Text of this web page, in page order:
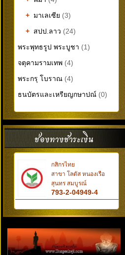
+ มาเลเซีย (3)
+ สปป.ลาว (24)
พระพุทธรูป พระบูชา (1)
จตุคามรามเทพ (4)
พระกรุ โบราณ (4)
ธนบัตรและเหรียญกษาปณ์ (0)
กสิกรไทย
สาขา โลตัส หนองเรือ
สุนทร สมบูรณ์
793-2-04949-4